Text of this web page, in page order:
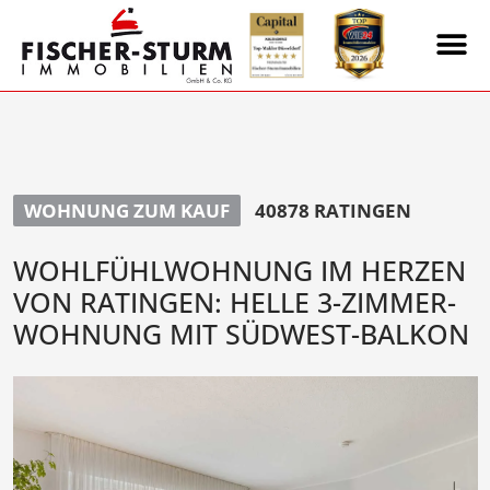
WOHNUNG ZUM KAUF 40878 RATINGEN
WOHLFÜHLWOHNUNG IM HERZEN
VON RATINGEN: HELLE 3-ZIMMER-
WOHNUNG MIT SÜDWEST-BALKON